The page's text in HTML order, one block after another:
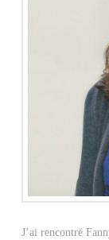
J’ai rencontré